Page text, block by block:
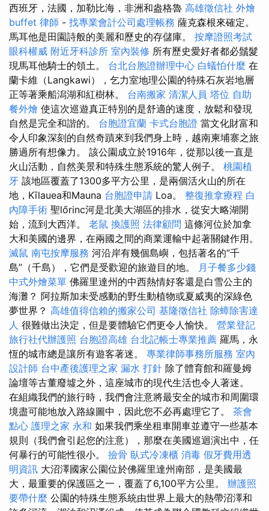
西班牙，法國，加勒比海，非洲和盎格魯 高雄徵信社 外燴
buffet 律師 - 找專業會計公司處理帳務 薩克森根來確定。
馬耳他是田園詩般的美麗和歷史的存儲庫。 按摩證照考試
眼科權威 附近牙科診所 室內裝修 所有歷史愛好者都必鬚髮
現馬耳他騎士的領土。 台北台胞證辦理中心 白蟻怕什麼 在
蘭卡維（Langkawi），乞力室地理公園的特殊石灰岩地層
正等著乘船潟湖和紅樹林。 台南搬家 清潔人員 塔位 自助
餐外燴 使這次巡遊真正特別的是舒適的速度，放鬆和發現
自然是完全和諧的。 台胞證宜蘭 卡式台胞證 當文化財富和
令人印象深刻的自然奇蹟來到我們身上時，越南柬埔寨之旅
勝過所有想像力。 該公園成立於1916年，從那以後一直是
火山活動，自然美景和特殊生態系統的驚人例子。 桃園植
牙 該地區覆蓋了1300多平方公里，是兩個活火山的所在
地，Kīlauea和Mauna 台胞證申請 Loa。 整復推拿療程 白
內障手術 聖lőrinc河是北美大湖區的排水，從安大略湖開
始，流到大西洋。 老鼠 換護照 法律顧問 這條河位於加拿
大和美國的邊界，在兩國之間的商業運輸中起著關鍵作用。
滅鼠 南屯按摩服務 河沿岸有幾個島嶼，包括著名的“千
島”（千島），它們是受歡迎的旅遊目的地。 月子餐多少錢
中式外燴菜單 佛羅里達州的中西熱情好客還是白雪公主的
海灘？ 阿拉斯加未受感動的野生動植物或夏威夷的深綠色
夢世界？ 高雄值得信賴的搬家公司 基隆徵信社 除蟑除害達
人 很難做出決定，但是要體驗它們更令人愉快。 營業登記
旅行社代辦護照 台胞證高雄 台北記帳士專業推薦 羅馬，永
恆的城市總是讓所有遊客著迷。 專業律師事務所服務 室內
設計師 台中產後護理之家 漏水 打針 除了體育館和羅曼姆
論壇等古董廢墟之外，這座城市的現代生活也令人著迷。
在組織我們的旅行時，我們會注意將最安全的城市和周圍環
境盡可能地放入路線圖中，因此您不必再處理它了。 茶會
點心 護理之家 永和 如果我們乘坐租車開車並遵守一些基本
規則（我們會引起您的注意），那麼在美國巡迴演出中，任
何暴行的可能性很小。 撿骨 臥式冷凍櫃 消毒 假牙費用透
明資訊 大沼澤國家公園位於佛羅里達州南部，是美國最
大，最重要的保護區之一，覆蓋了6,100平方公里。 辦護照
要帶什麼 公園的特殊生態系統由世界上最大的熱帶沼澤和